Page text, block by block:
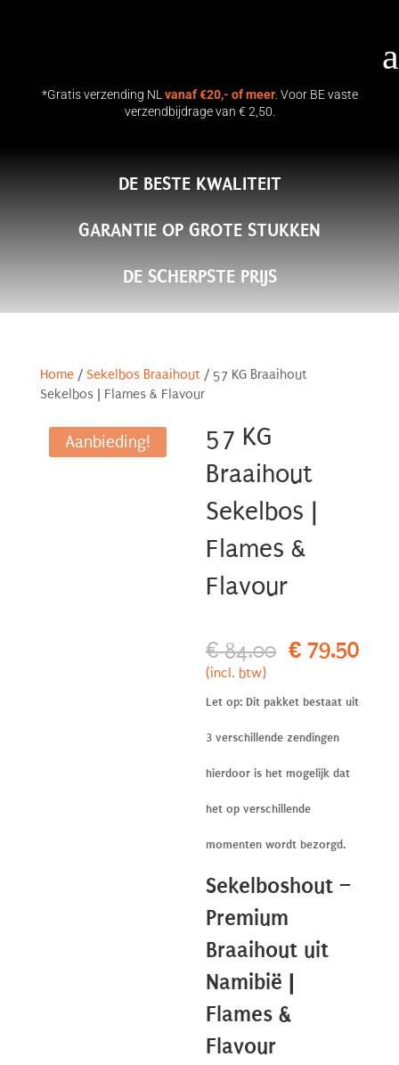
a
*Gratis verzending NL vanaf €20,- of meer. Voor BE vaste
verzendbijdrage van € 2,50.
DE BESTE KWALITEIT
GARANTIE OP GROTE STUKKEN
DE SCHERPSTE PRIJS
Home/ Sekelbos Braaihout/ 57 KG Braaihout
Sekelbos | Flames & Flavour
Aanbieding!
57 KG
Braaihout
Sekelbos |
Flames &
Flavour
€84.00
€ 84.00.
€ 79.50
€
(incl. btw)
Let op: Dit pakket bestaat uit
3 verschillende zendingen
hierdoor is het mogelijk dat
het op verschillende
momenten wordt bezorgd.
Sekelboshout –
Premium
Braaihout uit
Namibië |
Flames &
Flavour